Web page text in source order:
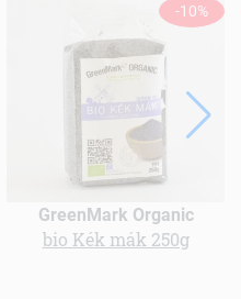
-10%
GreenMark Organic
bio Kék mák 250g